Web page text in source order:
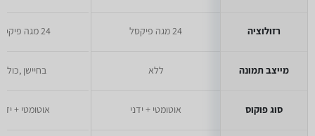
רזולוציה
מייצב תמונה
סוג פוקוס
24 מגה פיקסל
ללא
אוטומטי + ידני
24 מגה פיקסל
בחיישן ,כולל
אוטומטי +